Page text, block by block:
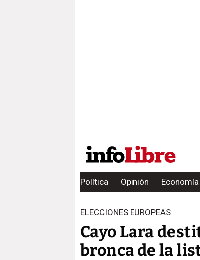
Política Opinión Economía
ELECCIONES EUROPEAS
Cayo Lara
bronca de la